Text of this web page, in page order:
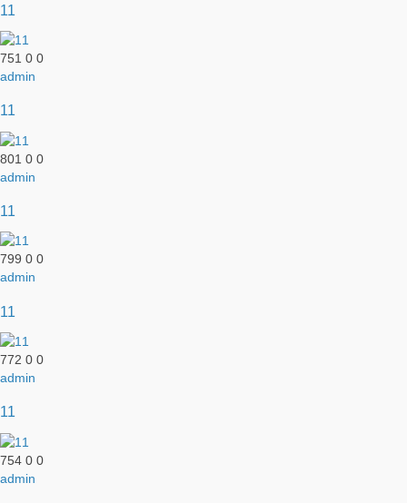
11
751 0 0
admin
11
801 0 0
admin
11
799 0 0
admin
11
772 0 0
admin
11
754 0 0
admin